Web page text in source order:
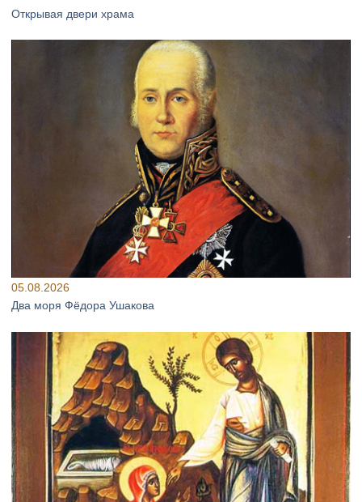
Открывая двери храма
05.08.2026
Два моря Фёдора Ушакова